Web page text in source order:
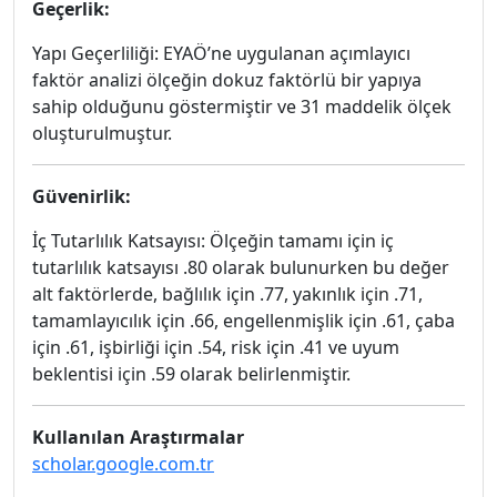
Geçerlik:
Yapı Geçerliliği: EYAÖ’ne uygulanan açımlayıcı
faktör analizi ölçeğin dokuz faktörlü bir yapıya
sahip olduğunu göstermiştir ve 31 maddelik ölçek
oluşturulmuştur.
Güvenirlik:
İç Tutarlılık Katsayısı: Ölçeğin tamamı için iç
tutarlılık katsayısı .80 olarak bulunurken bu değer
alt faktörlerde, bağlılık için .77, yakınlık için .71,
tamamlayıcılık için .66, engellenmişlik için .61, çaba
için .61, işbirliği için .54, risk için .41 ve uyum
beklentisi için .59 olarak belirlenmiştir.
Kullanılan Araştırmalar
scholar.google.com.tr